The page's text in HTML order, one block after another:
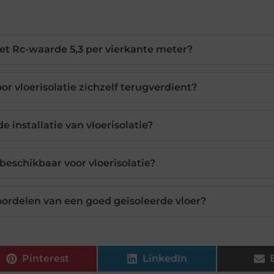
Rc-waarde 5,3 per vierkante meter?
vloerisolatie zichzelf terugverdient?
installatie van vloerisolatie?
voor vloerisolatie?
van een goed geïsoleerde vloer?
Pinterest LinkedIn